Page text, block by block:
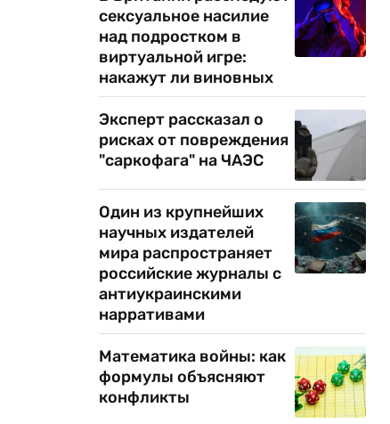
сексуальное насилие
над подростком в
виртуальной игре:
накажут ли виновных
Эксперт рассказал о
рисках от повреждения
"саркофага" на ЧАЭС
Один из крупнейших
научных издателей
мира распространяет
российские журналы с
антиукраинскими
нарративами
Математика войны: как
формулы объясняют
конфликты